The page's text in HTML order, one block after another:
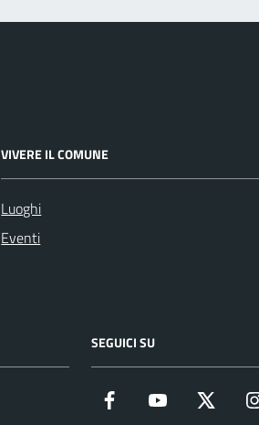
VIVERE IL COMUNE
Luoghi
Eventi
SEGUICI SU
Facebook YouTube Twitter